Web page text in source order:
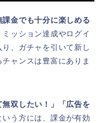
課金でも十分に楽しめる
ッション達成やログイ
、ガチャを引いて新し
ャンスは豊富にありま
無双したい！」「広告を
いう方には、課金が有効